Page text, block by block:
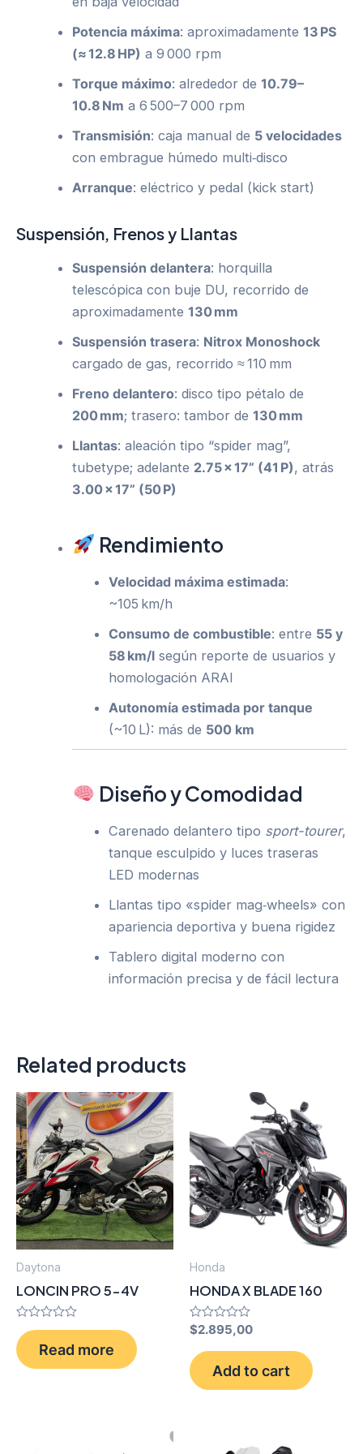
Potencia máxima: aproximadamente13 PS
(≈ 12.8 HP) a 9 000 rpm
Torque máximo: alrededor de10.79–
10.8 Nm a 6 500–7 000 rpm
Transmisión: caja manual de 5 velocidades
con embrague húmedo multi‑disco
Arranque: eléctrico y pedal (kick start)
Suspensión, Frenos y Llantas
Suspensión delantera: horquilla
telescópica con buje DU, recorrido de
aproximadamente130 mm
Suspensión trasera: Nitrox Monoshock
cargado de gas, recorrido ≈ 110 mm
Freno delantero: disco tipo pétalo de
200 mm; trasero: tambor de130 mm
Llantas: aleación tipo “spider mag”,
tubetype; adelante 2.75 × 17” (41 P), atrás
3.00 × 17” (50 P)
Rendimiento
Velocidad máxima estimada:
~105 km/h
Consumo de combustible: entre 55 y
58 km/lsegún reporte de usuarios y
homologación ARAI
Autonomía estimada por tanque
(~10 L): más de 500 km
Diseño y Comodidad
Carenado delantero tipo sport-tourer,
tanque esculpido y luces traseras
LED modernas
Llantas tipo «spider mag‑wheels» con
apariencia deportiva y buena rigidez
Tablero digital moderno con
información precisa y de fácil lectura
Related products
Daytona
LONCIN PRO 5-4V
Rated
0
out
of
Read more
Honda
HONDA X BLADE 160
Rated
out
of
5
$2.895,00
Add to cart